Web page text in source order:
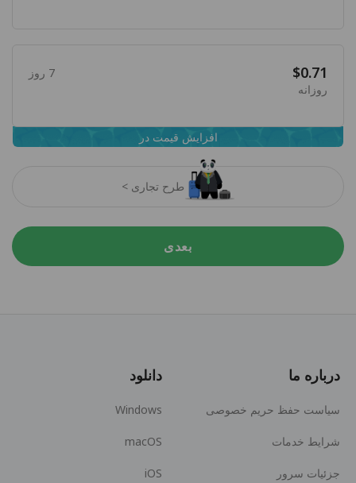
طرح تجاری >
7 روز $0.71
روزانه
افزایش قیمت در
بعدی
درباره ما
سیاست حفظ حریم خصوصی
شرایط خدمات
جزئیات سرور
دانلود
Windows
macOS
iOS